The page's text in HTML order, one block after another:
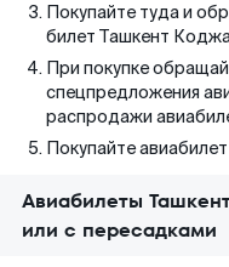
Покупайте туда и
билет Ташкент
При покупке
спецпредложения
распродажи
Покупайте
Авиабилеты
или с пересадками